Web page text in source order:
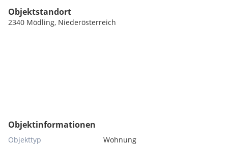
Objektstandort
2340 Mödling, Niederösterreich
Objektinformationen
Objekttyp
Wohnung